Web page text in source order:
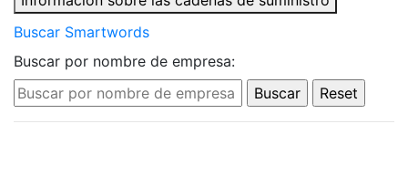
Buscar Smartwords
Buscar por nombre de empresa: